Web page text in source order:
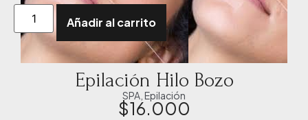
Añadir al carrito
Epilación Hilo Bozo
SPA Epilación
$16.000